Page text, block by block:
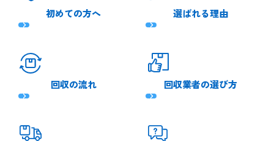
初めての方へ 選ばれる理由
回収の流れ 回収業者の選び方